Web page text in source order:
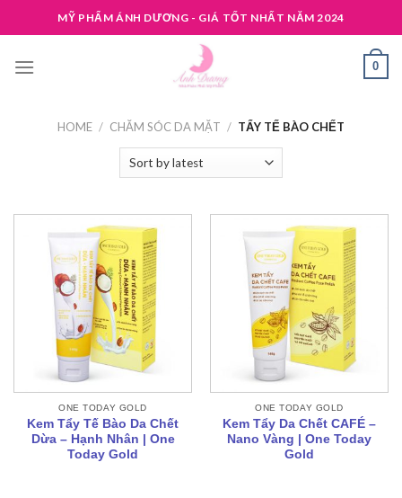
to
MỸ PHẨM ÁNH DƯƠNG - GIÁ TỐT NHẤT NĂM 2024
0
HOME / CHĂM SÓC DA MẶT / TẨY TẾ BÀO CHẾT
ONE TODAY GOLD
Kem Tẩy Tế Bào Da Chết
Dừa – Hạnh Nhân | One
Today Gold
ONE TODAY GOLD
Kem Tẩy Da Chết CAFÉ –
Nano Vàng | One Today
Gold